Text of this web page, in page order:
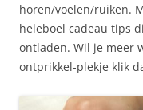
horen/voelen/ruiken.
heleboel cadeau tips
ontladen. Wil je meer
ontprikkel-plekje klik